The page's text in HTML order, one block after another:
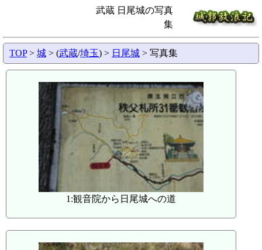
武蔵 日尾城の写真
集
TOP> 城 > (武蔵/埼玉) > 日尾城 > 写真集
1:観音院から日尾城への道